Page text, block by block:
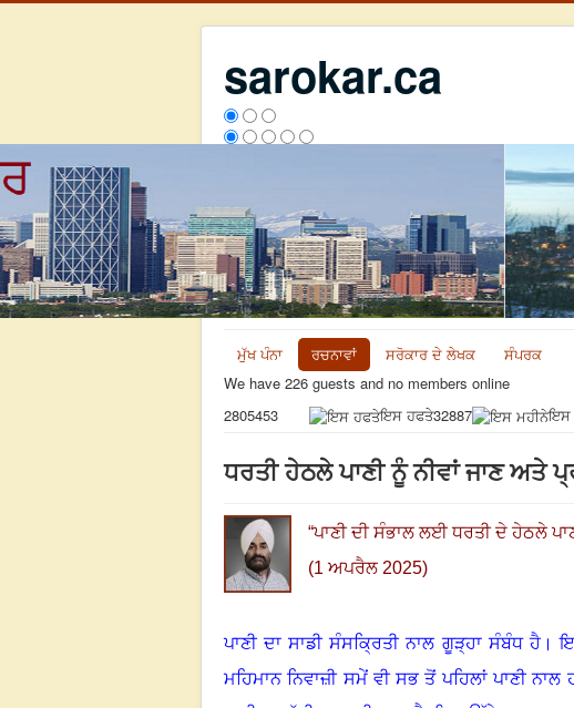
sarokar.ca
ਮੁੱਖ ਪੰਨਾ ਰਚਨਾਵਾਂ ਸਰੋਕਾਰ ਦੇ ਲੇਖਕ
ਸੰਪਰਕ
We have 226 guests and no members online
2805453
ਇਸ ਹਫਤੇ32887 ਇਸ
ਧਰਤੀ ਹੇਠਲੇ ਪਾਣੀ ਨੂੰ ਨੀਵਾਂ ਜਾਣ ਅਤੇ
“ਪਾਣੀ ਦੀ ਸੰਭਾਲ ਲਈ ਧਰਤੀ ਦੇ ਹੇਠਲੇ
(1 ਅਪਰੈਲ 2025)
ਪਾਣੀ ਦਾ ਸਾਡੀ ਸੰਸਕ੍ਰਿਤੀ ਨਾਲ ਗੂੜ੍ਹਾ ਸੰਬੰਧ ਹੈ।
ਮਹਿਮਾਨ ਨਿਵਾਜ਼ੀ ਸਮੇਂ ਵੀ ਸਭ ਤੋਂ ਪਹਿਲਾਂ ਪਾਣੀ